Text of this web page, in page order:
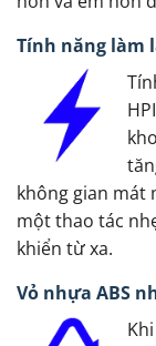
Tính năng làm
không gian mát
một thao tác
khiển từ xa.
Vỏ nhựa ABS